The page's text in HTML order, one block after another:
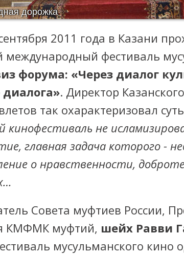
дорожка
2011 года в Казани
международный фестиваль
форума: «Через диалог
диалога». Директор
так охарактеризовал
кинофестиваль не
главная задача которого -
о нравственности,
Совета муфтиев России,
КМФМК муфтий, шейх Равви
мусульманского кино